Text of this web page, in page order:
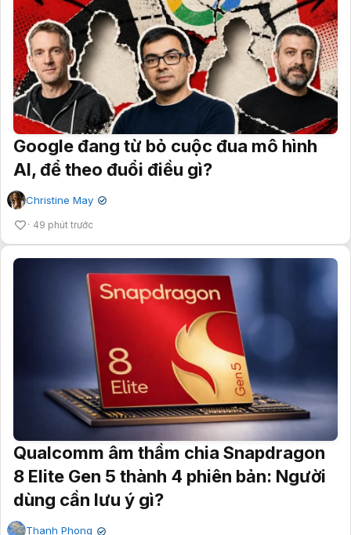
Google đang từ bỏ cuộc đua mô hình
AI, để theo đuổi điều gì?
Christine May ✔
49 phút trước
Qualcomm âm thầm chia Snapdragon
8 Elite Gen 5 thành 4 phiên bản: Người
dùng cần lưu ý gì?
Thanh Phong ✔